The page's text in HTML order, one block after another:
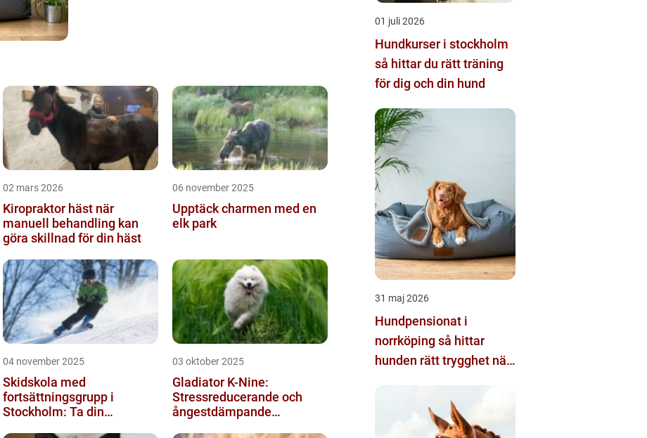
02 mars 2026
Kiropraktor häst när
manuell behandling kan
göra skillnad för din häst
06 november 2025
Upptäck charmen med en
elk park
04 november 2025
Skidskola med
fortsättningsgrupp i
Stockholm: Ta din
03 oktober 2025
Gladiator K-Nine:
Stressreducerande och
ångestdämpande
01 juli 2026
Hundkurser i stockholm
så hittar du rätt träning
för dig och din hund
31 maj 2026
Hundpensionat i
norrköping så hittar
hunden rätt trygghet när